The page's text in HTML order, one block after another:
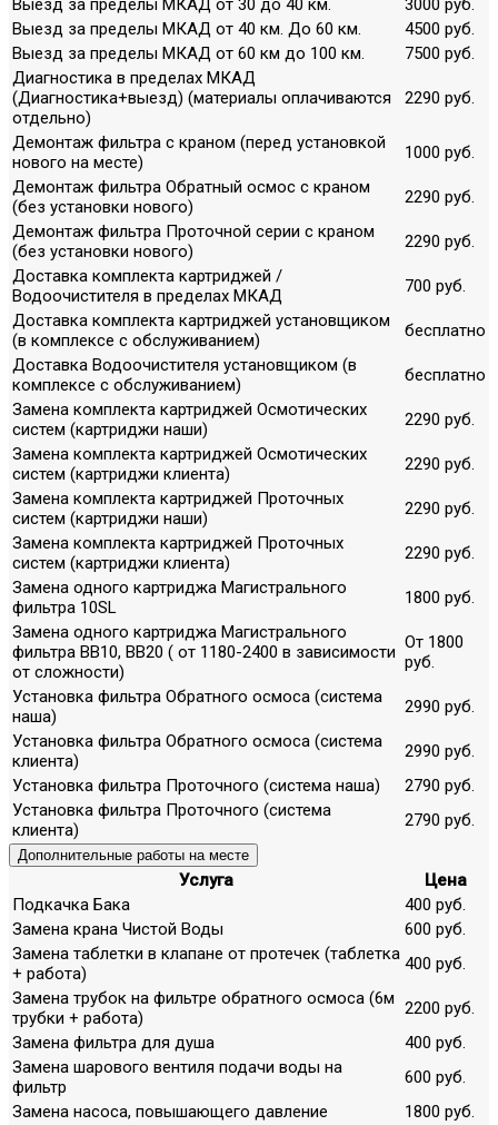
Выезд за пределы МКАД от 30 до 40 км.
3000 руб.
Выезд за пределы МКАД от 40 км. До 60 км.
4500 руб.
Выезд за пределы МКАД от 60 км до 100 км.
7500 руб.
Диагностика в пределах МКАД
(Диагностика+выезд) (материалы оплачиваются
отдельно)
2290 руб.
Демонтаж фильтра с краном (перед установкой
нового на месте)
1000 руб.
Демонтаж фильтра Обратный осмос с краном
(без установки нового)
2290 руб.
Демонтаж фильтра Проточной серии с краном
(без установки нового)
2290 руб.
Доставка комплекта картриджей /
Водоочистителя в пределах МКАД
700 руб.
Доставка комплекта картриджей установщиком
(в комплексе с обслуживанием)
бесплатно
Доставка Водоочистителя установщиком (в
комплексе с обслуживанием)
бесплатно
Замена комплекта картриджей Осмотических
систем (картриджи наши)
2290 руб.
Замена комплекта картриджей Осмотических
систем (картриджи клиента)
2290 руб.
Замена комплекта картриджей Проточных
систем (картриджи наши)
2290 руб.
Замена комплекта картриджей Проточных
систем (картриджи клиента)
2290 руб.
Замена одного картриджа Магистрального
фильтра 10SL
1800 руб.
Замена одного картриджа Магистрального
фильтра ВВ10, ВВ20 ( от 1180-2400 в зависимости
от сложности)
От 1800
руб.
Установка фильтра Обратного осмоса (система
наша)
2990 руб.
Установка фильтра Обратного осмоса (система
клиента)
2990 руб.
Установка фильтра Проточного (система наша)
2790 руб.
Установка фильтра Проточного (система
клиента)
2790 руб.
Дополнительные работы на месте
Услуга
Цена
Подкачка Бака
400 руб.
Замена крана Чистой Воды
600 руб.
Замена таблетки в клапане от протечек (таблетка
+ работа)
400 руб.
Замена трубок на фильтре обратного осмоса (6м
трубки + работа)
2200 руб.
Замена фильтра для душа
400 руб.
Замена шарового вентиля подачи воды на
фильтр
600 руб.
Замена насоса, повышающего давление
1800 руб.